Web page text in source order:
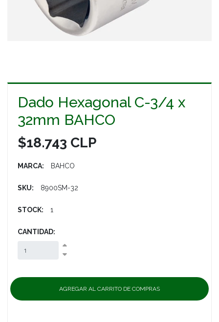
Dado Hexagonal C-3/4 x
32mm BAHCO
$18.743 CLP
MARCA: BAHCO
SKU: 8900SM-32
STOCK: 1
CANTIDAD: